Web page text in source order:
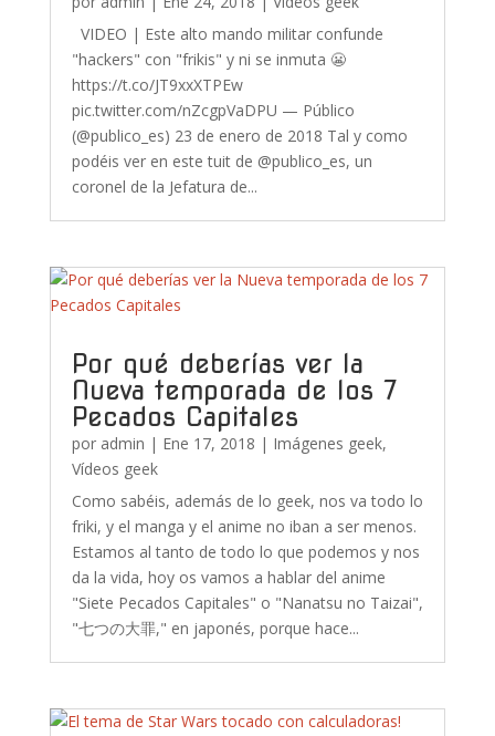
VIDEO | Este alto mando militar confunde
"hackers" con "frikis" y ni se inmuta 😬
https://t.co/JT9xxXTPEw
pic.twitter.com/nZcgpVaDPU — Público
(@publico_es) 23 de enero de 2018 Tal y como
podéis ver en este tuit de @publico_es, un
coronel de la Jefatura de...
Por qué deberías ver la
Nueva temporada de los 7
Pecados Capitales
por admin | Ene 17, 2018 | Imágenes geek,
Vídeos geek
Como sabéis, además de lo geek, nos va todo lo
friki, y el manga y el anime no iban a ser menos.
Estamos al tanto de todo lo que podemos y nos
da la vida, hoy os vamos a hablar del anime
"Siete Pecados Capitales" o "Nanatsu no Taizai",
"七つの大罪," en japonés, porque hace...